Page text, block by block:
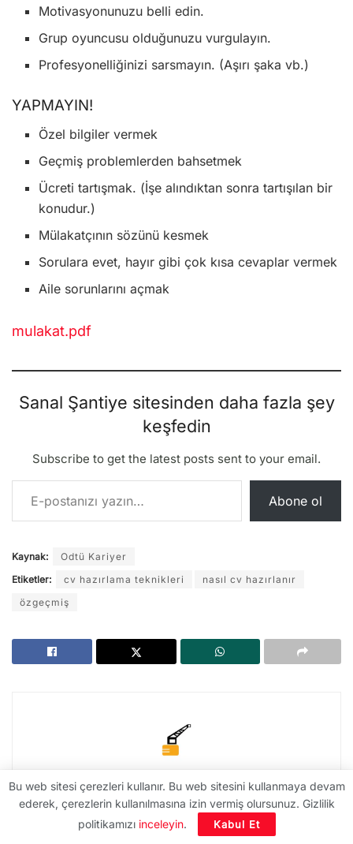
Motivasyonunuzu belli edin.
Grup oyuncusu olduğunuzu vurgulayın.
Profesyonelliğinizi sarsmayın. (Aşırı şaka vb.)
YAPMAYIN!
Özel bilgiler vermek
Geçmiş problemlerden bahsetmek
Ücreti tartışmak. (İşe alındıktan sonra tartışılan bir
konudur.)
Mülakatçının sözünü kesmek
Sorulara evet, hayır gibi çok kısa cevaplar vermek
Aile sorunlarını açmak
mulakat.pdf
Sanal Şantiye sitesinden daha fazla şey
keşfedin
Subscribe to get the latest posts sent to your email.
E-postanızı yazın…
Abone ol
Kaynak:
Odtü Kariyer
Etiketler:
cv hazırlama teknikleri
nasıl cv hazırlanır
özgeçmiş
Sanal Şantiye
Sanal Şantiye® 2009 yılında, başta inşaat
mühendisliği olmak üzere, inşaat sektörünü takip
Bu web sitesi çerezleri kullanır. Bu web sitesini kullanmaya devam
ederek, çerezlerin kullanılmasına izin vermiş olursunuz. Gizlilik
politikamızı inceleyin. Kabul Et